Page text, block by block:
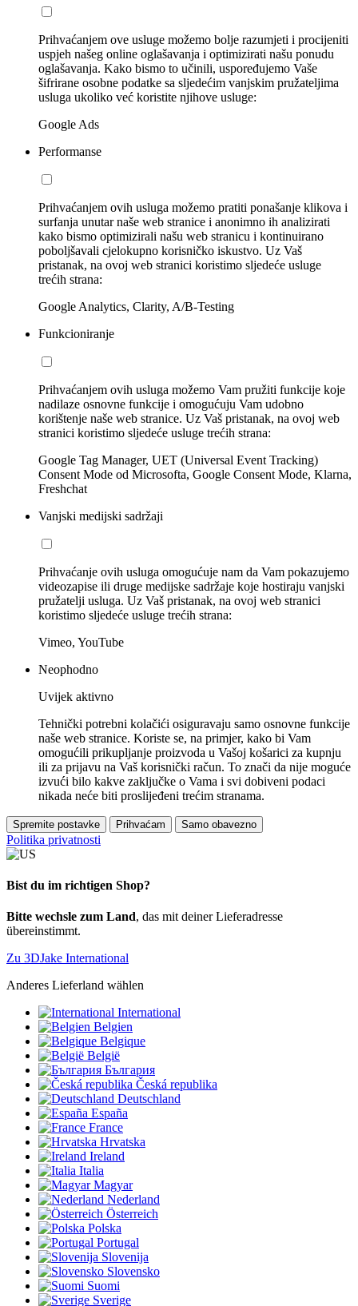
Prihvaćanjem ove usluge možemo bolje razumjeti i procijeniti
uspjeh našeg online oglašavanja i optimizirati našu ponudu
oglašavanja. Kako bismo to učinili, uspoređujemo Vaše
šifrirane osobne podatke sa sljedećim vanjskim pružateljima
usluga ukoliko već koristite njihove usluge:
Google Ads
Performanse
Prihvaćanjem ovih usluga možemo pratiti ponašanje klikova i
surfanja unutar naše web stranice i anonimno ih analizirati
kako bismo optimizirali našu web stranicu i kontinuirano
poboljšavali cjelokupno korisničko iskustvo. Uz Vaš
pristanak, na ovoj web stranici koristimo sljedeće usluge
trećih strana:
Google Analytics, Clarity, A/B-Testing
Funkcioniranje
Prihvaćanjem ovih usluga možemo Vam pružiti funkcije koje
nadilaze osnovne funkcije i omogućuju Vam udobno
korištenje naše web stranice. Uz Vaš pristanak, na ovoj web
stranici koristimo sljedeće usluge trećih strana:
Google Tag Manager, UET (Universal Event Tracking)
Consent Mode od Microsofta, Google Consent Mode, Klarna,
Freshchat
Vanjski medijski sadržaji
Prihvaćanje ovih usluga omogućuje nam da Vam pokazujemo
videozapise ili druge medijske sadržaje koje hostiraju vanjski
pružatelji usluga. Uz Vaš pristanak, na ovoj web stranici
koristimo sljedeće usluge trećih strana:
Vimeo, YouTube
Neophodno
Uvijek aktivno
Tehnički potrebni kolačići osiguravaju samo osnovne funkcije
naše web stranice. Koriste se, na primjer, kako bi Vam
omogućili prikupljanje proizvoda u Vašoj košarici za kupnju
ili za prijavu na Vaš korisnički račun. To znači da nije moguće
izvući bilo kakve zaključke o Vama i svi dobiveni podaci
nikada neće biti proslijeđeni trećim stranama.
Spremite postavke Prihvaćam Samo obavezno
Politika privatnosti
Bist du im richtigen Shop?
Bitte wechsle zum Land, das mit deiner Lieferadresse
übereinstimmt.
Zu 3DJake International
Anderes Lieferland wählen
International
Belgien
Belgique
België
България
Česká republika
Deutschland
España
France
Hrvatska
Ireland
Italia
Magyar
Nederland
Österreich
Polska
Portugal
Slovenija
Slovensko
Suomi
Sverige